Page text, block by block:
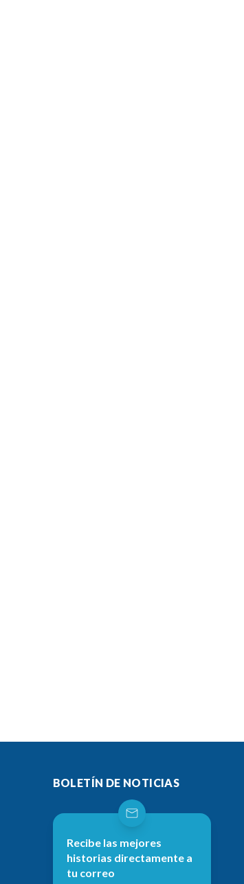
BOLETÍN DE NOTICIAS
Recibe las mejores
historias directamente a
tu correo